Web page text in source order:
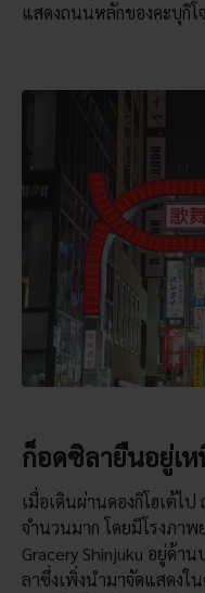
แสดงถนนหลักของคะบุกิโจ
ก็อดซิลายืนอยู่เ
เมื่อเดินผ่านดองกิโฮเต้ไ
จำนวนมาก โดยมีโรงภา
Gracery Shinjuku อยู่ด้
ลาซึ่งเพิ่งนำมาจัดแสดงใ